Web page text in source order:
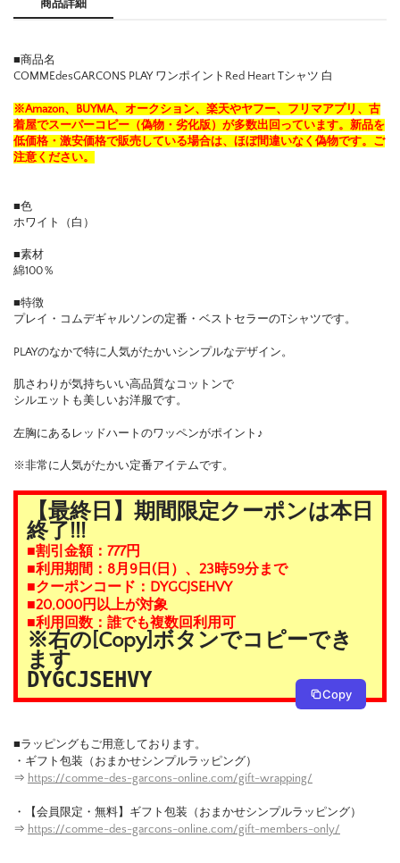
商品詳細
■商品名
COMMEdesGARCONS PLAY ワンポイントRed Heart Tシャツ 白
※Amazon、BUYMA、オークション、楽天やヤフー、フリマアプリ、古
着屋でスーパーコピー（偽物・劣化版）が多数出回っています。新品を
低価格・激安価格で販売している場合は、ほぼ間違いなく偽物です。ご
注意ください。
■色
ホワイト（白）
■素材
綿100％
■特徴
プレイ・コムデギャルソンの定番・ベストセラーのTシャツです。
PLAYのなかで特に人気がたかいシンプルなデザイン。
肌さわりが気持ちいい高品質なコットンで
シルエットも美しいお洋服です。
左胸にあるレッドハートのワッペンがポイント♪
※非常に人気がたかい定番アイテムです。
【最終日】期間限定クーポンは本日
終了!!!
■割引金額：777円
■利用期間：8月9日(日）、23時59分まで
■クーポンコード：DYGCJSEHVY
■20,000円以上が対象
■利用回数：誰でも複数回利用可
※右の[Copy]ボタンでコピーでき
ます
DYGCJSEHVY
Copy
■ラッピングもご用意しております。
・ギフト包装（おまかせシンプルラッピング）
⇒ https://comme-des-garcons-online.com/gift-wrapping/
・【会員限定・無料】ギフト包装（おまかせシンプルラッピング）
⇒ https://comme-des-garcons-online.com/gift-members-only/